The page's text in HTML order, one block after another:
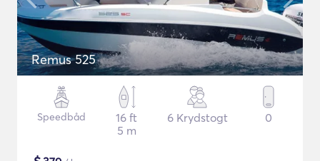
Remus 525
Speedbåd
16 ft
5 m
6 Krydstogt 0